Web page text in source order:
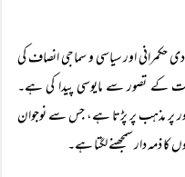
اور سیاسی و سماجی انصاف کی
کے تصور سے مایوسی پیدا کی ہے۔
طور پر مذہب پر پڑتا ہے، جس سے نوجوان
کا ذمہ دار سمجھنے لگتا ہے۔